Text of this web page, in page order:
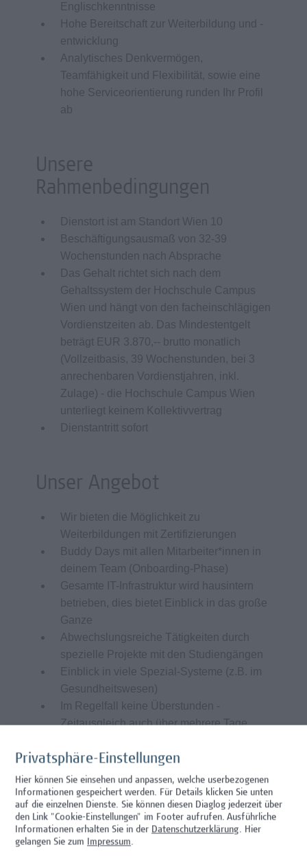
Englischkenntnisse
Hohe Bereitschaft zur Weiterbildung und -
entwicklung
Analytisches Denkvermögen,
Teamfähigkeit und Flexibilität, sowie eine
hohe Serviceorientierung runden Ihr Profil
ab
Unsere
Rahmenbedingungen
Dienstort ist am Standort Wien 10
Beschäftigungsausmaß von 32-39
Wochenstunden nach Absprache
Das Gehalt richtet sich nach dem
Gehaltssystem der Hochschule Campus
Wien und hängt von den facheinschlägigen
Vordienstzeiten ab. Das Mindestentgelt
beträgt EUR 3.870,-- brutto monatlich
(Vollzeitbasis, 39 Wochenstunden, bei 3
anrechenbaren Vordienstjahren, inkl.
Zulage) - die Hochschule Campus Wien
unterliegt keinem Kollektivvertrag
Dienstantritt sofort
Unser Angebot
Wir bieten die Möglichkeit zu
Weiterbildungen mit Zertifizierungen
Buddy Days mit allen Mitarbeiter*innen in
deinem Team (Onboarding-Phase)
Gesamte IT-Infrastruktur wird hausintern
betrieben, dies bietet Einblick in das große
Ganze
Abwechslungsreiche Tätigkeiten durch
spezielle Projekte mit den Studiengängen
Einblick in viele Spezial-Systeme (z.B. im
Gesundheitswesen)
Im Regelfall keine Überstunden -
Zeitausgleich auch über mehrere Tage
Möglichkeit zu 3 Wochen durchgehendem
Urlaub
Arbeitsplatz im 10. Bezirk ist optimal
öffentlich, mit Auto oder Fahrrad erreichbar
(Garagenplätze vorhanden)
Lebensmittelgutscheine und
Privatsphäre-Einstellungen
Hier können Sie einsehen und anpassen, welche userbezogenen
Informationen gespeichert werden. Für Details klicken Sie unten
auf die einzelnen Dienste. Sie können diesen Diaglog jederzeit über
den Link "Cookie-Einstellungen" im Footer aufrufen. Ausführliche
Informationen erhalten Sie in der Datenschutzerklärung. Hier
gelangen Sie zum Impressum.